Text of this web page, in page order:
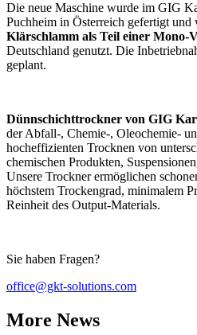
Die neue Maschine wurde im GIG
Puchheim in Österreich gefertigt
Klärschlamm als Teil einer Mono-
Deutschland genutzt. Die
geplant.
Dünnschichttrockner von GIG
der Abfall-, Chemie-, Oleochemie-
hocheffizienten Trocknen von
chemischen Produkten,
Unsere Trockner ermöglichen
höchstem Trockengrad, minimalem
Reinheit des Output-Materials.
Sie haben Fragen?
office@gkt-solutions.com
More News